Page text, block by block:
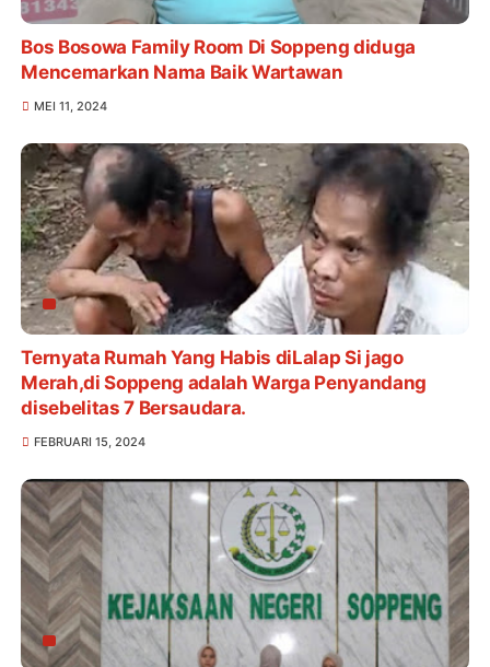
Bos Bosowa Family Room Di Soppeng diduga
Mencemarkan Nama Baik Wartawan
MEI 11, 2024
Ternyata Rumah Yang Habis diLalap Si jago
Merah,di Soppeng adalah Warga Penyandang
disebelitas 7 Bersaudara.
FEBRUARI 15, 2024